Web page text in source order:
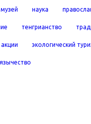
музей наука
тенгрианство
экологический
язычество